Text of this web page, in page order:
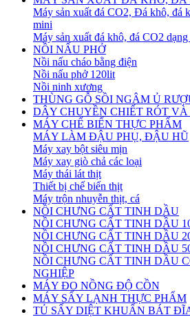
Máy sản xuất đá CO2, Đá khô, đá
mini
Máy sản xuất đá khô, đá CO2
NỒI NẤU PHỞ
Nồi nấu cháo bằng điện
Nồi nấu phở 120lit
Nồi ninh xương
THÙNG GỖ SỒI NGÂM Ủ
DÂY CHUYỀN CHIẾT RÓT
MÁY CHẾ BIẾN THỰC PHẨM
MÁY LÀM ĐẬU PHỤ, ĐẬU HŨ
Máy xay bột siêu mịn
Máy xay giò chả các loại
Máy thái lát thịt
Thiết bị chế biến thịt
Máy trộn nhuyễn thịt, cá
NỒI CHƯNG CẤT TINH DẦU
NỒI CHƯNG CẤT TINH DẦU
NỒI CHƯNG CẤT TINH DẦU
NỒI CHƯNG CẤT TINH DẦU
NỒI CHƯNG CẤT TINH DẦU
NGHIỆP
MÁY ĐO NỒNG ĐỘ CỒN
MÁY SẤY LẠNH THỰC PHẨM
TỦ SẤY DIỆT KHUẨN BÁT